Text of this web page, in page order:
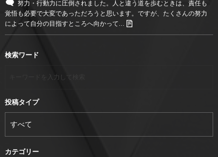
努力・行動力に圧倒されました。人と違う道を歩むときは、責任も
覚悟も必要で大変であっただろうと思います。ですが、たくさんの努力
によって自分の目指すところへ向かって...
検索ワード
投稿タイプ
カテゴリー